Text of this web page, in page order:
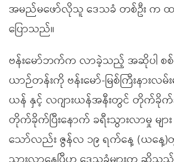
အမည်မဖော်လိုသူ ဒေသခံ တစ်ဦး က
ပြောသည်။
ဗန်းမော်ဘက်က လာခဲ့သည့် အဆိုပါ စ
ယာဉ်တန်းကို ဗန်းမော်-မြစ်ကြီးနားလမ်း
ယန် နှင့် လဂျားယန်အနီးတွင် တိုက်ခိုက်ခဲ့
တိုက်ခိုက်ပြီးနောက် ခရီးသွားလာမှု များ
သော်လည်း ဇွန်လ ၁၉ ရက်နေ့ (ယနေ့)